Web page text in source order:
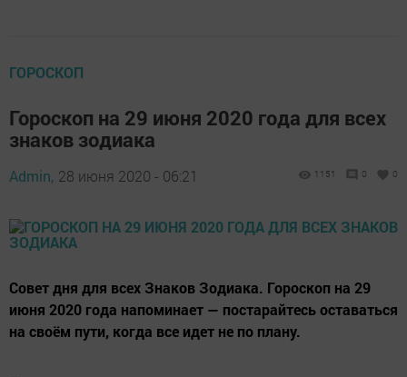
ГОРОСКОП
Гороскоп на 29 июня 2020 года для всех
знаков зодиака
Admin, 28 июня 2020 - 06:21 1151 0 0
Совет дня для всех Знаков Зодиака. Гороскоп на 29
июня 2020 года напоминает — постарайтесь оставаться
на своём пути, когда все идет не по плану.